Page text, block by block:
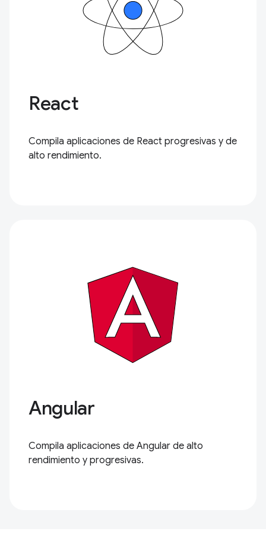
React
Compila aplicaciones de React progresivas y de
alto rendimiento.
Angular
Compila aplicaciones de Angular de alto
rendimiento y progresivas.